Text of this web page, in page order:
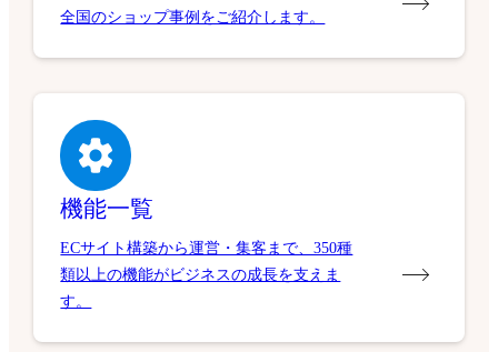
全国のショップ事例をご紹介します。
機能一覧
ECサイト構築から運営・集客まで、350種
類以上の機能がビジネスの成長を支えま
す。